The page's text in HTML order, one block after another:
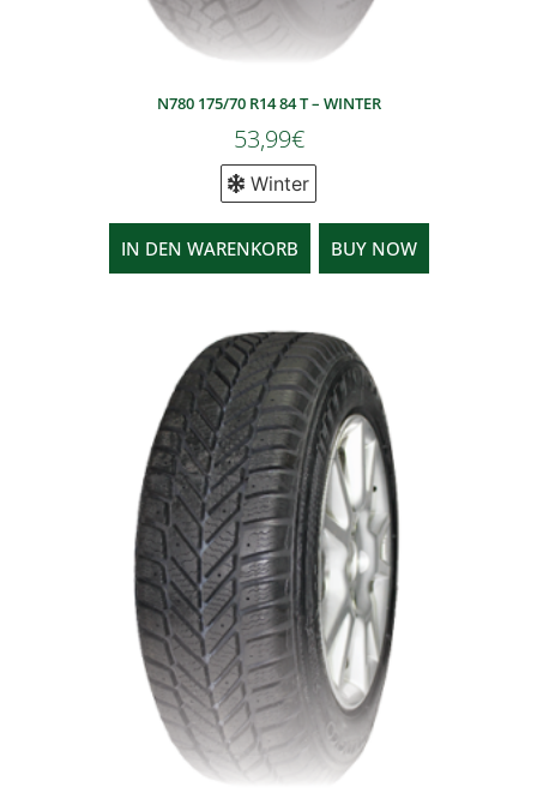
N780 175/70 R14 84 T – WINTER
53,99€
Winter
IN DEN WARENKORB BUY NOW